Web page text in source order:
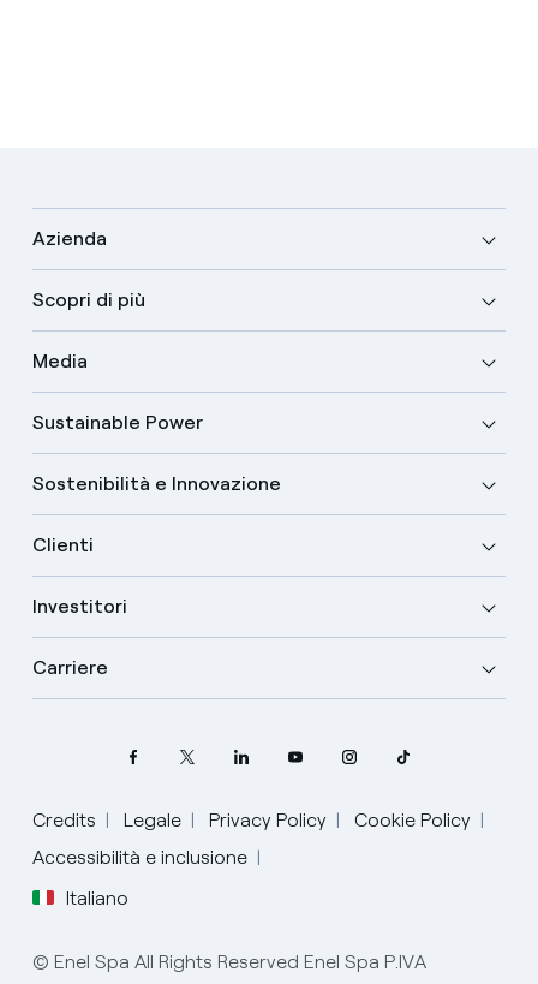
Azienda
Scopri di più
Media
Sustainable Power
Sostenibilità e Innovazione
Clienti
Investitori
Carriere
Credits Legale Privacy Policy
Cookie Policy
Accessibilità e inclusione
Italiano
Seleziona la tua lingua
Inglese
Spagnolo
© Enel Spa All Rights Reserved Enel Spa P.IVA